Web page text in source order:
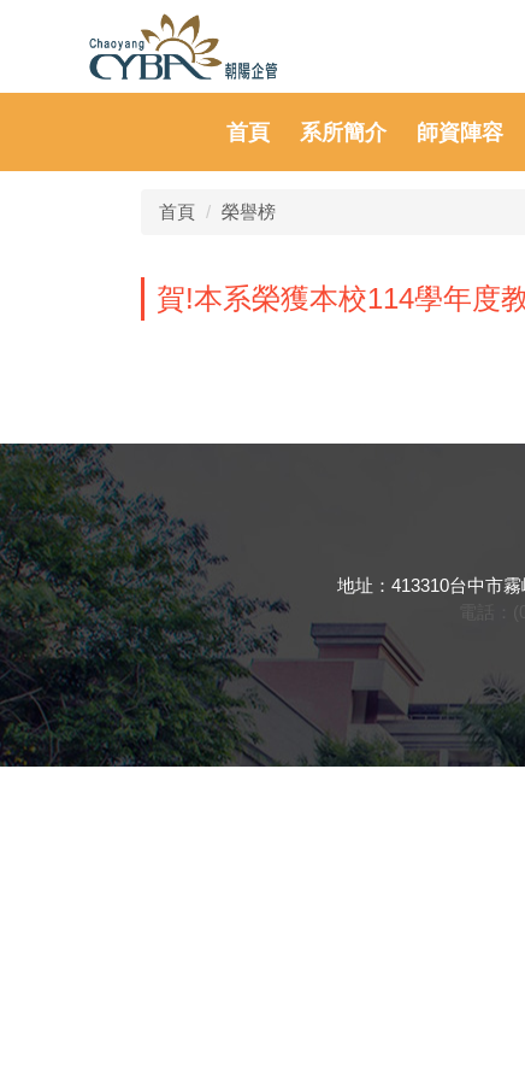
首頁 系所簡介 師資陣容
首頁 榮譽榜
賀!本系榮獲本校114學年度
地址：413310台中市